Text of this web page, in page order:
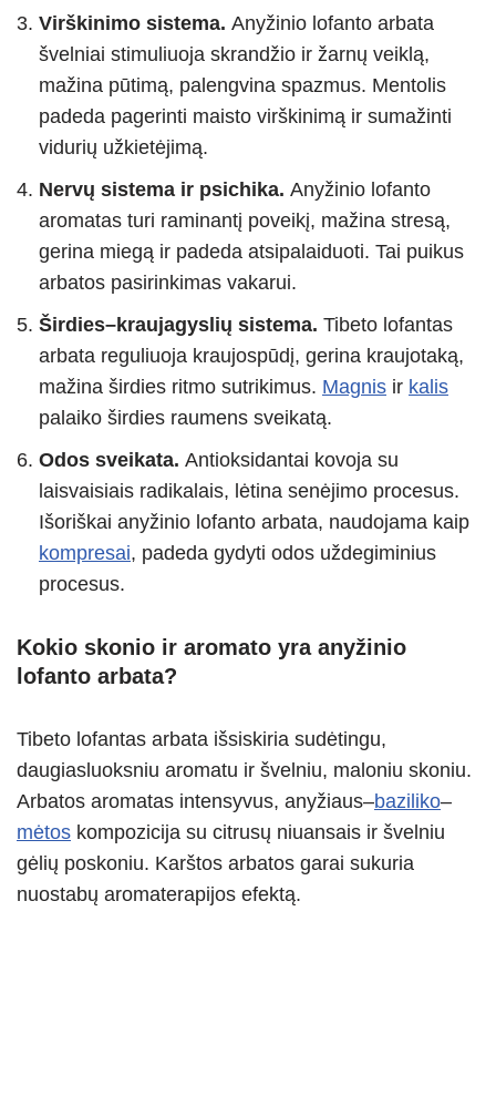
Virškinimo sistema. Anyžinio lofanto arbata
švelniai stimuliuoja skrandžio ir žarnų veiklą,
mažina pūtimą, palengvina spazmus. Mentolis
padeda pagerinti maisto virškinimą ir sumažinti
vidurių užkietėjimą.
Nervų sistema ir psichika. Anyžinio lofanto
aromatas turi raminantį poveikį, mažina stresą,
gerina miegą ir padeda atsipalaiduoti. Tai puikus
arbatos pasirinkimas vakarui.
Širdies–kraujagyslių sistema. Tibeto lofantas
arbata reguliuoja kraujospūdį, gerina kraujotaką,
mažina širdies ritmo sutrikimus. Magnis ir kalis
palaiko širdies raumens sveikatą.
Odos sveikata. Antioksidantai kovoja su
laisvaisiais radikalais, lėtina senėjimo procesus.
Išoriškai anyžinio lofanto arbata, naudojama kaip
kompresai, padeda gydyti odos uždegiminius
procesus.
Kokio skonio ir aromato yra anyžinio
lofanto arbata?
Tibeto lofantas arbata išsiskiria sudėtingu,
daugiasluoksniu aromatu ir švelniu, maloniu skoniu.
Arbatos aromatas intensyvus, anyžiaus–baziliko–
mėtos kompozicija su citrusų niuansais ir švelniu
gėlių poskoniu. Karštos arbatos garai sukuria
nuostabų aromaterapijos efektą.